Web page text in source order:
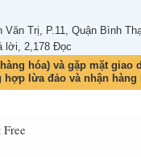
Văn Trị, P.11, Quận Bình
lời, 2,178 Đọc
hóa) và gặp mặt giao
lừa đảo và nhận